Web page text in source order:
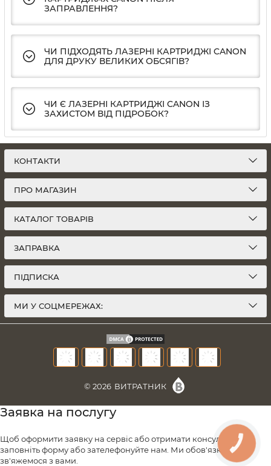
ЗАПРАВЛЕННЯ?
ЧИ ПІДХОДЯТЬ ЛАЗЕРНІ КАРТРИДЖІ CANON
ДЛЯ ДРУКУ ВЕЛИКИХ ОБСЯГІВ?
ЧИ Є ЛАЗЕРНІ КАРТРИДЖІ CANON ІЗ
ЗАХИСТОМ ВІД ПІДРОБОК?
КОНТАКТИ
ПРО МАГАЗИН
КАТАЛОГ ТОВАРІВ
ЗАПРАВКА
ПІДПИСКА
МИ У СОЦМЕРЕЖАХ:
© 2026 ВИТРАТНИК
Заявка на послугу
Щоб оформити заявку на сервіс або отримати консультацію,
заповніть форму або зателефонуйте нам. Ми обов'язково
зв'яжемося з вами.
КНОПКА
ЗВ'ЯЗКУ